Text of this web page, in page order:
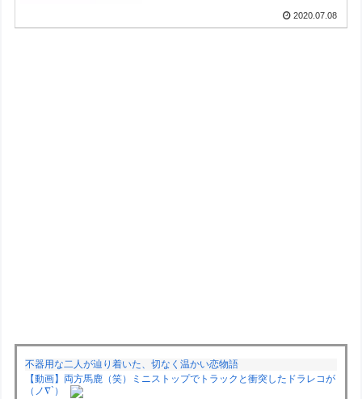
2020.07.08
不器用な二人が辿り着いた、切なく温かい恋物語
【動画】両方馬鹿（笑）ミニストップでトラックと衝突したドラレコが
（ノ∇`）